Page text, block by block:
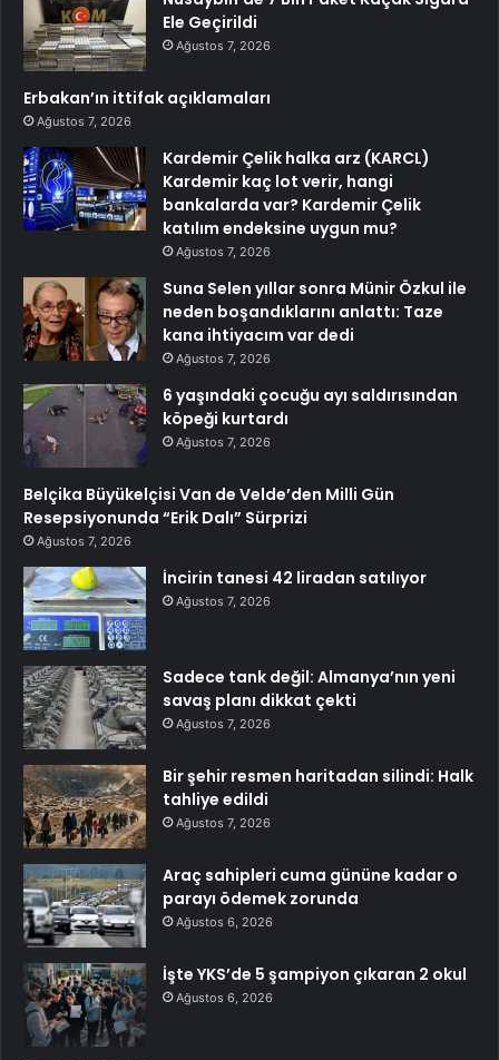
Ele Geçirildi
Ağustos 7, 2026
Erbakan’ın ittifak açıklamaları
Ağustos 7, 2026
Kardemir Çelik halka arz (KARCL)
Kardemir kaç lot verir, hangi
bankalarda var? Kardemir Çelik
katılım endeksine uygun mu?
Ağustos 7, 2026
Suna Selen yıllar sonra Münir Özkul ile
neden boşandıklarını anlattı: Taze
kana ihtiyacım var dedi
Ağustos 7, 2026
6 yaşındaki çocuğu ayı saldırısından
köpeği kurtardı
Ağustos 7, 2026
Belçika Büyükelçisi Van de Velde’den Milli Gün
Resepsiyonunda “Erik Dalı” Sürprizi
Ağustos 7, 2026
İncirin tanesi 42 liradan satılıyor
Ağustos 7, 2026
Sadece tank değil: Almanya’nın yeni
savaş planı dikkat çekti
Ağustos 7, 2026
Bir şehir resmen haritadan silindi: Halk
tahliye edildi
Ağustos 7, 2026
Araç sahipleri cuma gününe kadar o
parayı ödemek zorunda
Ağustos 6, 2026
İşte YKS’de 5 şampiyon çıkaran 2 okul
Ağustos 6, 2026